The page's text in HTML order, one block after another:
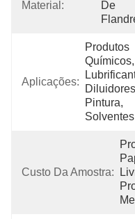
Material:
De
Aplicações:
Produtos
Químicos,
Pintura,
Solventes
Custo Da Amostra: